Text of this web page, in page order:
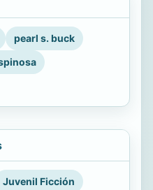
pearl s. buck
Juvenil Ficción